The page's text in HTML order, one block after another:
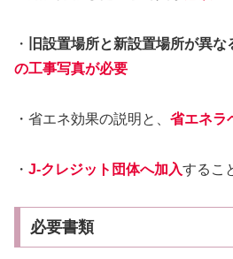
・ 旧設置場所と新設置場所が異な
の工事写真が必要
・省エネ効果の説明と、 省エネラ
・ J-クレジット団体へ加入するこ
必要書類